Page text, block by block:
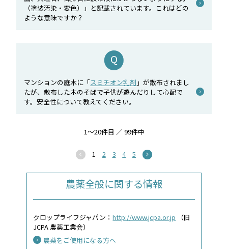
（塗装汚染・変色）」と記載されています。これはどの
ような意味ですか？
マンションの庭木に「スミチオン乳剤 」が散布されまし
たが、散布した木のそばで子供が遊んだりして心配で
す。安全性について教えてください。
1～20件目 ／ 99件中
1 2 3 4 5
農薬全般に関する情報
クロップライフジャパン：http://www.jcpa.or.jp （旧
JCPA 農薬工業会）
農薬をご使用になる方へ